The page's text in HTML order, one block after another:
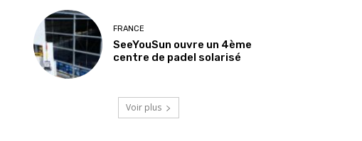
FRANCE
SeeYouSun ouvre un 4ème
centre de padel solarisé
Voir plus